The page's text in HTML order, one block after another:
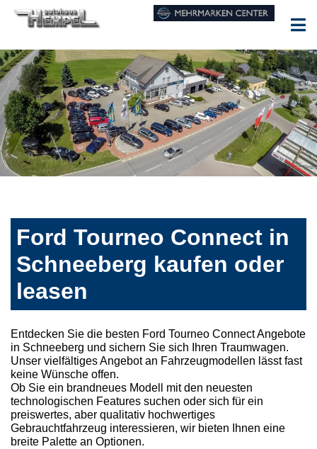
Ford Tourneo Connect in
Schneeberg kaufen oder
leasen
Entdecken Sie die besten Ford Tourneo Connect Angebote
in Schneeberg und sichern Sie sich Ihren Traumwagen.
Unser vielfältiges Angebot an Fahrzeugmodellen lässt fast
keine Wünsche offen.
Ob Sie ein brandneues Modell mit den neuesten
technologischen Features suchen oder sich für ein
preiswertes, aber qualitativ hochwertiges
Gebrauchtfahrzeug interessieren, wir bieten Ihnen eine
breite Palette an Optionen.